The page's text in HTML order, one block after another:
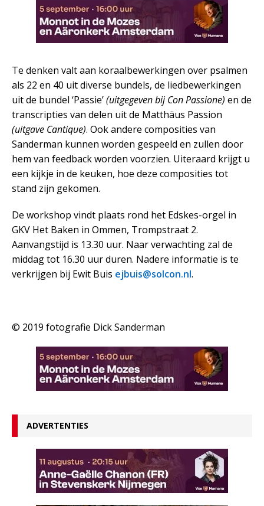
Te denken valt aan koraalbewerkingen over psalmen
als 22 en 40 uit diverse bundels, de liedbewerkingen
uit de bundel ‘Passie’(uitgegeven bij Con Passione) en de
transcripties van delen uit de Matthäus Passion
(uitgave Cantique). Ook andere composities van
Sanderman kunnen worden gespeeld en zullen door
hem van feedback worden voorzien. Uiteraard krijgt u
een kijkje in de keuken, hoe deze composities tot
stand zijn gekomen.
De workshop vindt plaats rond het Edskes-orgel in
GKV Het Baken in Ommen, Trompstraat 2.
Aanvangstijd is 13.30 uur. Naar verwachting zal de
middag tot 16.30 uur duren. Nadere informatie is te
verkrijgen bij Ewit Buis ejbuis@solcon.nl.
© 2019 fotografie Dick Sanderman
ADVERTENTIES